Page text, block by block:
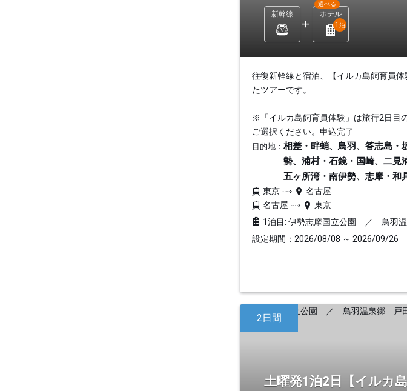
新幹線 ホテル
選べる
1 泊
往復新幹線と宿泊、【イルカ島飼育員
たツアーです。
※「イルカ島飼育員体験」は旅行2日目
ご選択ください。申込完了
目的地： 相差・畔蛸、鳥羽、答志島・
勢、浦村・石鏡・国崎、二見
五ヶ所湾・南伊勢、志摩・和
東京
名古屋
名古屋
東京
1泊目: 伊勢志摩国立公園 ／ 鳥羽
設定期間：2026/08/08 ～ 2026/09/26
2日間
土曜発1泊2日【イルカ